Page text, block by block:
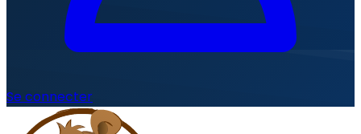
Se connecter